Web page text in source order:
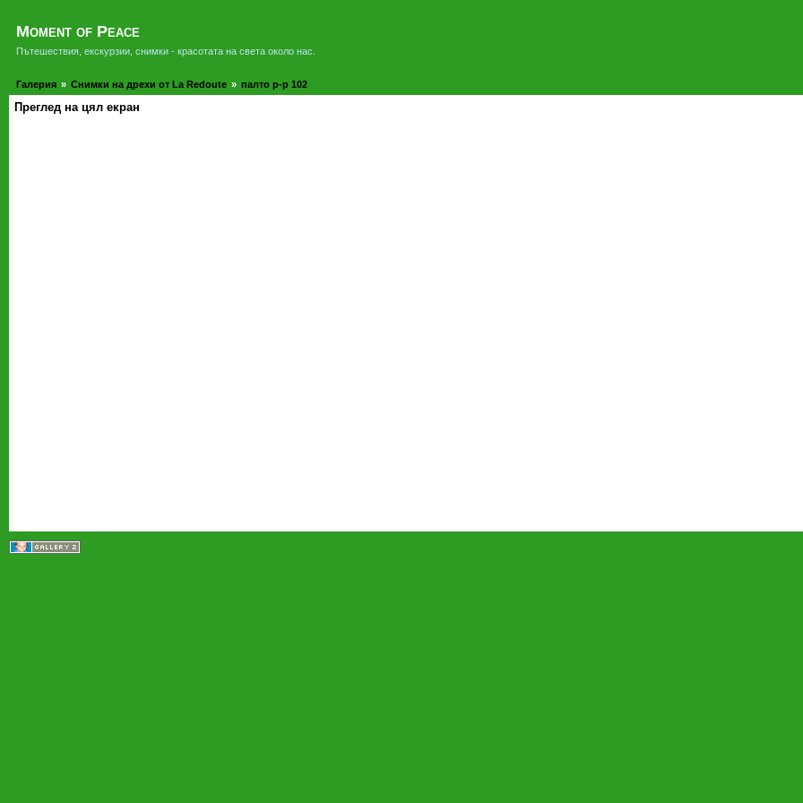
Moment of Peace
Пътешествия, екскурзии, снимки - красотата на света около нас.
Галерия » Снимки на дрехи от La Redoute » палто р-р 102
Преглед на цял екран